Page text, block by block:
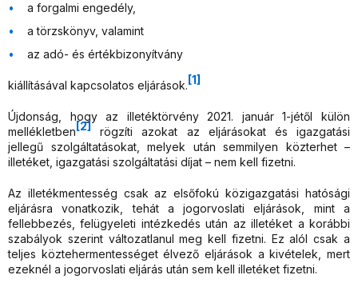
a forgalmi engedély,
a törzskönyv, valamint
az adó- és értékbizonyítvány
kiállításával kapcsolatos eljárások. [1]
Újdonság, hogy az illetéktörvény 2021. január 1-jétől külön
mellékletben [2]
rögzíti azokat az eljárásokat és igazgatási
jellegű szolgáltatásokat, melyek után semmilyen közterhet –
illetéket, igazgatási szolgáltatási díjat – nem kell fizetni.
Az illetékmentesség csak az elsőfokú közigazgatási hatósági
eljárásra vonatkozik, tehát a jogorvoslati eljárások, mint a
fellebbezés, felügyeleti intézkedés után az illetéket a korábbi
szabályok szerint változatlanul meg kell fizetni. Ez alól csak a
teljes köztehermentességet élvező eljárások a kivételek, mert
ezeknél a jogorvoslati eljárás után sem kell illetéket fizetni.